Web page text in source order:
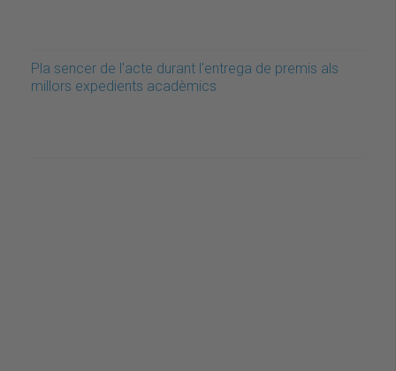
Pla sencer de l'acte durant l'entrega de premis als
millors expedients acadèmics